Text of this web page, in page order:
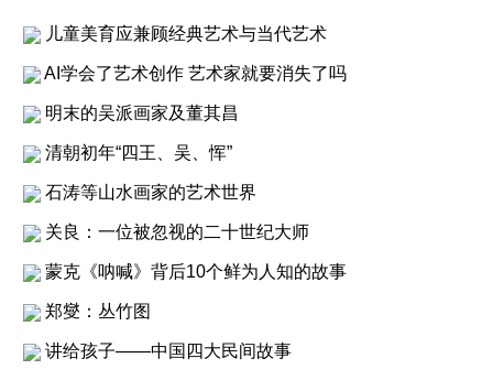
儿童美育应兼顾经典艺术与当代艺术
AI学会了艺术创作 艺术家就要消失了吗
明末的吴派画家及董其昌
清朝初年“四王、吴、恽”
石涛等山水画家的艺术世界
关良：一位被忽视的二十世纪大师
蒙克《呐喊》背后10个鲜为人知的故事
郑燮：丛竹图
讲给孩子——中国四大民间故事